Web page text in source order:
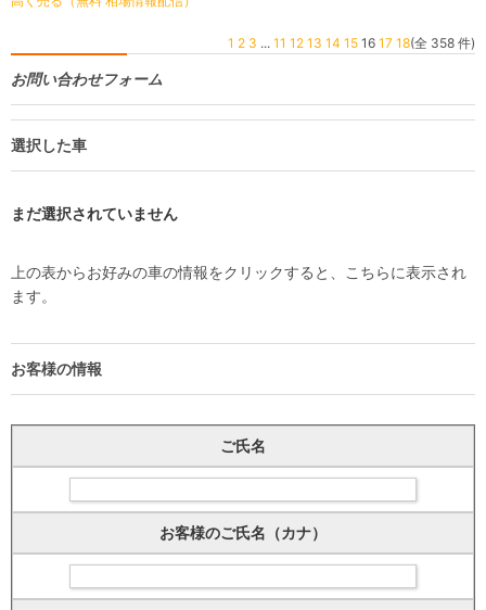
1 2 3 ... 11 12 13 14 15 16 17 18(全 358 件)
お問い合わせフォーム
選択した車
まだ選択されていません
上の表からお好みの車の情報をクリックすると、こちらに表示され
ます。
お客様の情報
ご氏名
お客様のご氏名（カナ）